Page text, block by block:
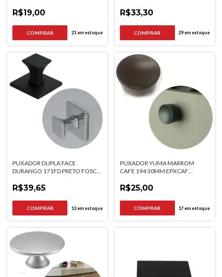
R$19,00
21 em estoque
R$33,30
29em estoque
PUXADOR DUPLA FACE
DURANGO 171FD PRETO FOSCO
R$39,65
13em estoque
PUXADOR YUMA MARROM
CAFE 194 30MM EPXCAF
R$25,00
17em estoque